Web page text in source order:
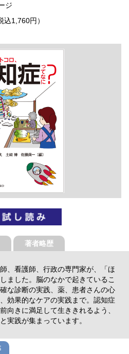
ジ
1,760円）
著者略歴
、看護師、行政の専門家が、「ほ
ました。脳のなかで起きているこ
な診断の実践、薬、患者さんの心
効果的なケアの実践まで。認知症
向きに満足して生ききれるよう、
実践が集まっています。